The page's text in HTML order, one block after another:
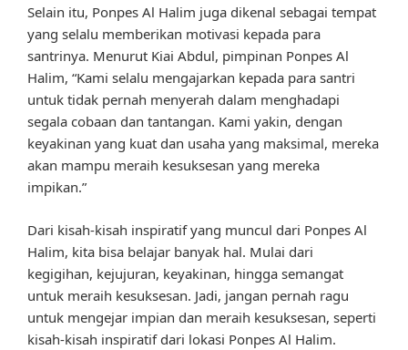
Selain itu, Ponpes Al Halim juga dikenal sebagai tempat
yang selalu memberikan motivasi kepada para
santrinya. Menurut Kiai Abdul, pimpinan Ponpes Al
Halim, “Kami selalu mengajarkan kepada para santri
untuk tidak pernah menyerah dalam menghadapi
segala cobaan dan tantangan. Kami yakin, dengan
keyakinan yang kuat dan usaha yang maksimal, mereka
akan mampu meraih kesuksesan yang mereka
impikan.”
Dari kisah-kisah inspiratif yang muncul dari Ponpes Al
Halim, kita bisa belajar banyak hal. Mulai dari
kegigihan, kejujuran, keyakinan, hingga semangat
untuk meraih kesuksesan. Jadi, jangan pernah ragu
untuk mengejar impian dan meraih kesuksesan, seperti
kisah-kisah inspiratif dari lokasi Ponpes Al Halim.